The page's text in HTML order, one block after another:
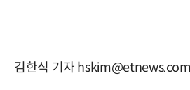
김한식 기자 hskim@etnews.com